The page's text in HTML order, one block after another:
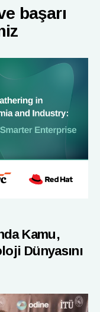
başarı
Kamu,
Dünyasını